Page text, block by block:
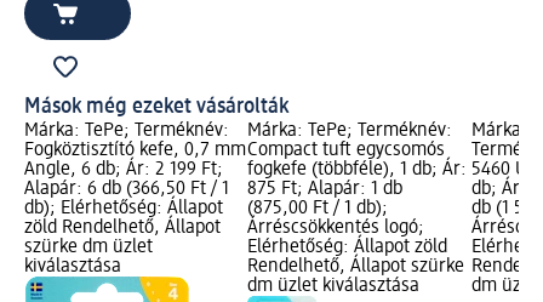
Mások még ezeket vásárolták
Márka: TePe; Terméknév:
Fogköztisztító kefe, 0,7 mm
Angle, 6 db; Ár: 2 199 Ft;
Alapár: 6 db (366,50 Ft / 1
db); Elérhetőség: Állapot
zöld Rendelhető, Állapot
szürke dm üzlet
kiválasztása
Márka: TePe; Terméknév:
Compact tuft egycsomós
fogkefe (többféle), 1 db; Ár:
875 Ft; Alapár: 1 db
(875,00 Ft / 1 db);
Árréscsökkentés logó;
Elérhetőség: Állapot zöld
Rendelhető, Állapot szürke
dm üzlet kiválasztása
Márka:
5460
db; Ár:
db (1
dm